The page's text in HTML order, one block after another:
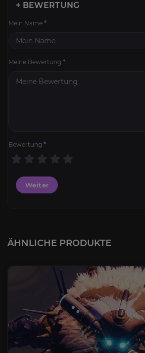
+ BEWERTUNG
Mein Name *
Meine Bewertung *
Bewertung *
Weiter
ÄHNLICHE PRODUKTE